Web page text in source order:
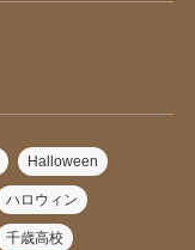
Halloween
ハロウィン
千歳高校